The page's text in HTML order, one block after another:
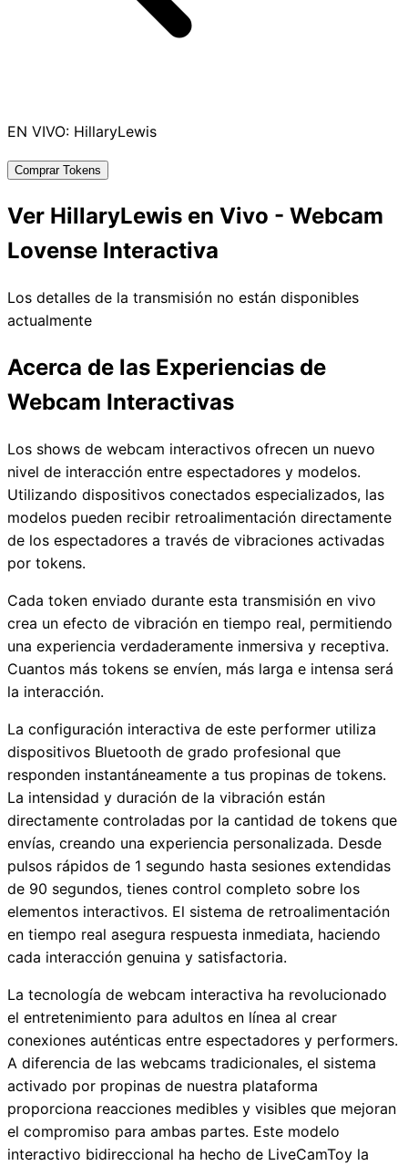
EN VIVO: HillaryLewis
Comprar Tokens
Ver HillaryLewis en Vivo - Webcam
Lovense Interactiva
Los detalles de la transmisión no están disponibles
actualmente
Acerca de las Experiencias de
Webcam Interactivas
Los shows de webcam interactivos ofrecen un nuevo
nivel de interacción entre espectadores y modelos.
Utilizando dispositivos conectados especializados, las
modelos pueden recibir retroalimentación directamente
de los espectadores a través de vibraciones activadas
por tokens.
Cada token enviado durante esta transmisión en vivo
crea un efecto de vibración en tiempo real, permitiendo
una experiencia verdaderamente inmersiva y receptiva.
Cuantos más tokens se envíen, más larga e intensa será
la interacción.
La configuración interactiva de este performer utiliza
dispositivos Bluetooth de grado profesional que
responden instantáneamente a tus propinas de tokens.
La intensidad y duración de la vibración están
directamente controladas por la cantidad de tokens que
envías, creando una experiencia personalizada. Desde
pulsos rápidos de 1 segundo hasta sesiones extendidas
de 90 segundos, tienes control completo sobre los
elementos interactivos. El sistema de retroalimentación
en tiempo real asegura respuesta inmediata, haciendo
cada interacción genuina y satisfactoria.
La tecnología de webcam interactiva ha revolucionado
el entretenimiento para adultos en línea al crear
conexiones auténticas entre espectadores y performers.
A diferencia de las webcams tradicionales, el sistema
activado por propinas de nuestra plataforma
proporciona reacciones medibles y visibles que mejoran
el compromiso para ambas partes. Este modelo
interactivo bidireccional ha hecho de LiveCamToy la